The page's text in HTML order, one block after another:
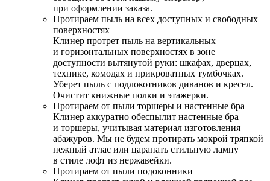
при оформлении заказа.
Протираем пыль на всех доступных и свободных
поверхностях
Клинер протрет пыль на вертикальных
и горизонтальных поверхностях в зоне
доступности вытянутой руки: шкафах, дверцах,
технике, комодах и прикроватных тумбочках.
Уберет пыль с подлокотников диванов и кресел.
Очистит книжные полки и этажерки.
Протираем от пыли торшеры и настенные бра
Клинер аккуратно обеспылит настенные бра
и торшеры, учитывая материал изготовления
абажуров. Мы не будем протирать мокрой тряпкой
нежный атлас или царапать стильную лампу
в стиле лофт из нержавейки.
Протираем от пыли подоконники